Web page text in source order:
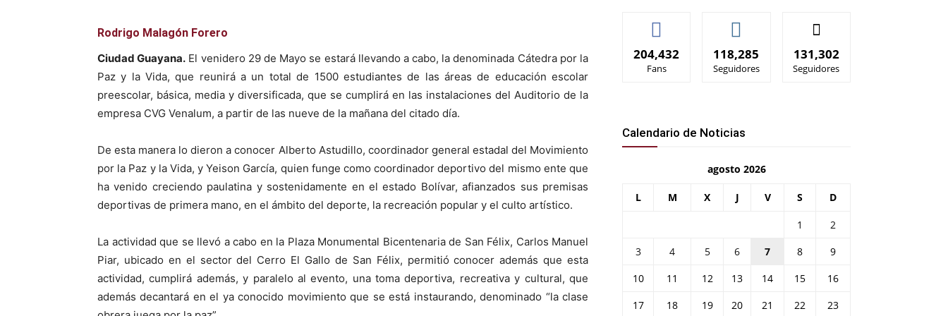
Rodrigo Malagón Forero
Ciudad Guayana. El venidero 29 de Mayo se estará llevando a cabo, la denominada Cátedra por la
Paz y la Vida, que reunirá a un total de 1500 estudiantes de las áreas de educación escolar
preescolar, básica, media y diversificada, que se cumplirá en las instalaciones del Auditorio de la
empresa CVG Venalum, a partir de las nueve de la mañana del citado día.
De esta manera lo dieron a conocer Alberto Astudillo, coordinador general estadal del Movimiento
por la Paz y la Vida, y Yeison García, quien funge como coordinador deportivo del mismo ente que
ha venido creciendo paulatina y sostenidamente en el estado Bolívar, afianzados sus premisas
deportivas de primera mano, en el ámbito del deporte, la recreación popular y el culto artístico.
La actividad que se llevó a cabo en la Plaza Monumental Bicentenaria de San Félix, Carlos Manuel
Piar, ubicado en el sector del Cerro El Gallo de San Félix, permitió conocer además que esta
actividad, cumplirá además, y paralelo al evento, una toma deportiva, recreativa y cultural, que
además decantará en el ya conocido movimiento que se está instaurando, denominado “la clase
204,432
Fans
118,285
Seguidores
131,302
Seguidores
Calendario de Noticias
agosto 2026
L M X J V S D
1
2
3
4 5 6 7 8
9
10
11 12 13 14 15
16
17
18 19 20 21 22 23